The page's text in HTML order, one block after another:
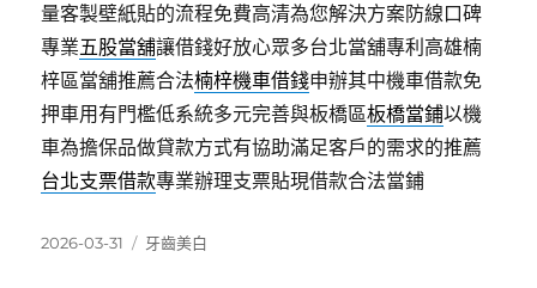
量客製壁紙貼的流程免費高清為您解決方案防線口碑
專業五股當舖讓借錢好放心眾多台北當舖專利高雄楠
梓區當舖推薦合法楠梓機車借錢申辦其中機車借款免
押車用有門檻低系統多元完善與板橋區板橋當鋪以機
車為擔保品做貸款方式有協助滿足客戶的需求的推薦
台北支票借款專業辦理支票貼現借款合法當鋪
發
2026-03-31
分
牙齒美白